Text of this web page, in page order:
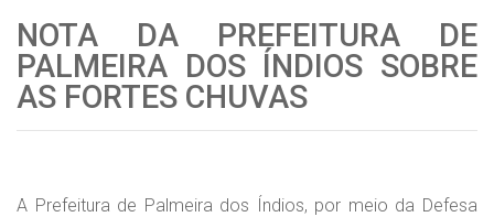
NOTA DA PREFEITURA DE
PALMEIRA DOS ÍNDIOS SOBRE
AS FORTES CHUVAS
A Prefeitura de Palmeira dos Índios, por meio da Defesa